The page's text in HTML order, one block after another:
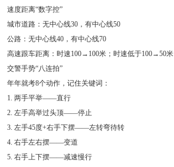
速度距离“数字控”
城市道路：无中心线30，有中心线50
公路：无中心线40，有中心线70
高速跟车距离：时速100→100米；时速低于100→50米
交警手势“八连拍”
年年就考8个动作，记住关键词：
1. 两手平举——直行
2. 左手高举过头顶——停止
3. 左手45度+右手下摆——左转弯待转
4. 右手左右摆——变道
5. 右手上下摆——减速慢行